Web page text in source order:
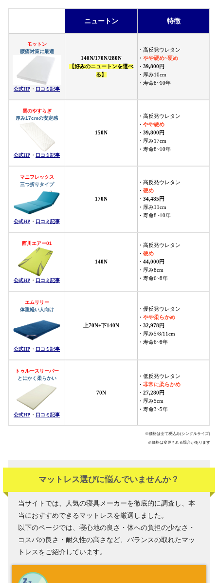
ニュートン 特徴
モットン
腰痛対策に最適
公式HP ・ 口コミ記事
140N/170N/280N
【好みのニュートンを選べ
る】
・高反発ウレタン
・ やや硬め~硬め
・ 39,800円
・厚み10cm
・寿命8~10年
雲のやすらぎ
厚み17cmの安定感
公式HP ・ 口コミ記事
150N
・高反発ウレタン
・ やや硬め
・ 39,800円
・厚み17cm
・寿命8~10年
マニフレックス
三つ折りタイプ
公式HP ・ 口コミ記事
170N
・高反発ウレタン
・ 硬め
・ 34,485円
・厚み11cm
・寿命8~10年
西川エアー01
公式HP ・ 口コミ記事
140N
・高反発ウレタン
・ 硬め
・ 44,000円
・厚み8cm
・寿命6~8年
エムリリー
体重軽い人向け
公式HP ・ 口コミ記事
上70N+下140N
・優反発ウレタン
・ やや柔らかめ
・ 32,978円
・厚み5/8/11cm
・寿命6~8年
トゥルースリーパー
とにかく柔らかい
公式HP ・ 口コミ記事
70N
・低反発ウレタン
・ 非常に柔らかめ
・ 27,280円
・厚み5cm
・寿命3~5年
※価格は全て税込み(シングルサイズ)
※価格は変更される場合があります
マットレス選びに悩んでいませんか？
当サイトでは、人気の寝具メーカーを徹底的に調査し、本
当におすすめできるマットレスを厳選しました。
以下のページでは、寝心地の良さ・体への負担の少なさ・
コスパの良さ・耐久性の高さなど、バランスの取れたマッ
トレスをご紹介しています。